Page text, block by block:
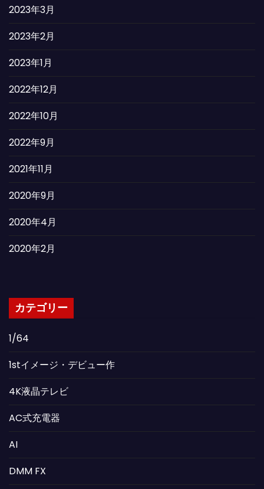
2023年3月
2023年2月
2023年1月
2022年12月
2022年10月
2022年9月
2021年11月
2020年9月
2020年4月
2020年2月
カテゴリー
1/64
1stイメージ・デビュー作
4K液晶テレビ
AC式充電器
AI
DMM FX